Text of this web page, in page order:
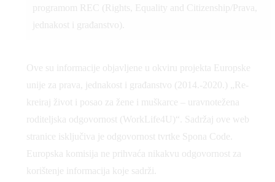
programom REC (Rights, Equality and Citizenship/Prava,
jednakost i građanstvo).
Ove su informacije objavljene u okviru projekta Europske
unije za prava, jednakost i građanstvo (2014.-2020.) „Re-
kreiraj život i posao za žene i muškarce – uravnotežena
roditeljska odgovornost (WorkLife4U)“. Sadržaj ove web
stranice isključiva je odgovornost tvrtke Spona Code.
Europska komisija ne prihvaća nikakvu odgovornost za
korištenje informacija koje sadrži.